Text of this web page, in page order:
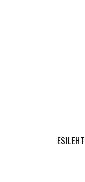
ESILEHT